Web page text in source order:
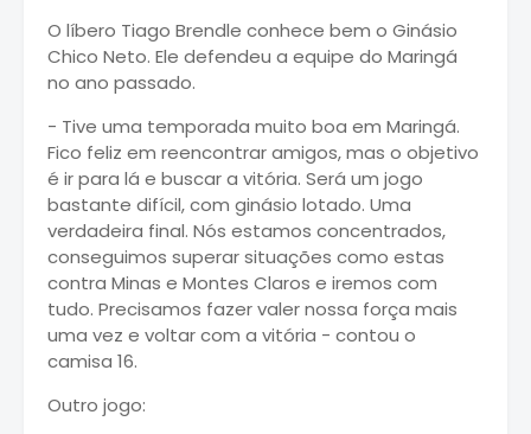
O líbero Tiago Brendle conhece bem o Ginásio
Chico Neto. Ele defendeu a equipe do Maringá
no ano passado.
- Tive uma temporada muito boa em Maringá.
Fico feliz em reencontrar amigos, mas o objetivo
é ir para lá e buscar a vitória. Será um jogo
bastante difícil, com ginásio lotado. Uma
verdadeira final. Nós estamos concentrados,
conseguimos superar situações como estas
contra Minas e Montes Claros e iremos com
tudo. Precisamos fazer valer nossa força mais
uma vez e voltar com a vitória - contou o
camisa 16.
Outro jogo: